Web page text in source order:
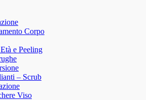
Corpo
e Peeling
– Scrub
Viso